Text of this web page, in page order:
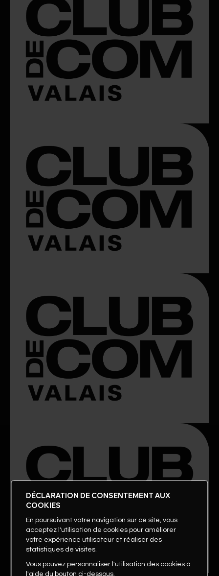
DÉCLARATION DE CONSENTEMENT AUX
COOKIES
En poursuivant votre navigation sur ce site, vous
acceptez l'utilisation de cookies pour améliorer
votre expérience utilisateur et réaliser des
statistiques de visites.
Vous pouvez personnaliser l'utilisation des cookies à
l'aide du bouton ci-dessous.